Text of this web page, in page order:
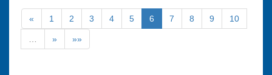
« 1 2 3 4 5 6 7 8 9 10
» »»